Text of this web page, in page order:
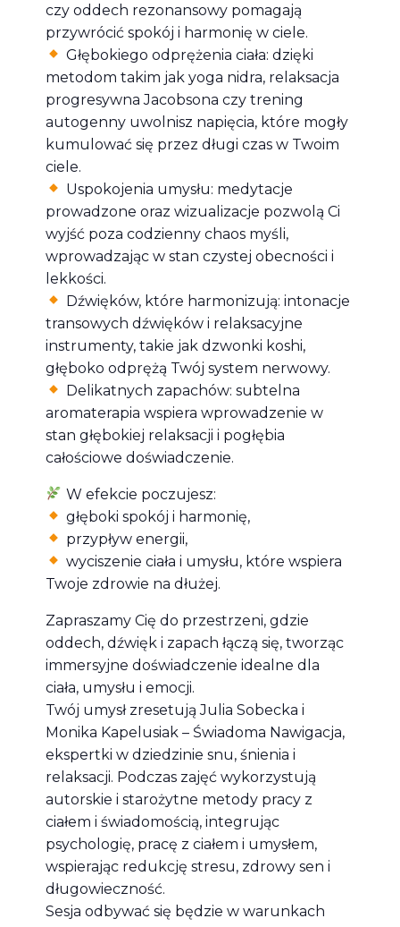
czy oddech rezonansowy pomagają
przywrócić spokój i harmonię w ciele.
Głębokiego odprężenia ciała: dzięki
metodom takim jak yoga nidra, relaksacja
progresywna Jacobsona czy trening
autogenny uwolnisz napięcia, które mogły
kumulować się przez długi czas w Twoim
ciele.
Uspokojenia umysłu: medytacje
prowadzone oraz wizualizacje pozwolą Ci
wyjść poza codzienny chaos myśli,
wprowadzając w stan czystej obecności i
lekkości.
Dźwięków, które harmonizują: intonacje
transowych dźwięków i relaksacyjne
instrumenty, takie jak dzwonki koshi,
głęboko odprężą Twój system nerwowy.
Delikatnych zapachów: subtelna
aromaterapia wspiera wprowadzenie w
stan głębokiej relaksacji i pogłębia
całościowe doświadczenie.
W efekcie poczujesz:
głęboki spokój i harmonię,
przypływ energii,
wyciszenie ciała i umysłu, które wspiera
Twoje zdrowie na dłużej.
Zapraszamy Cię do przestrzeni, gdzie
oddech, dźwięk i zapach łączą się, tworząc
immersyjne doświadczenie idealne dla
ciała, umysłu i emocji.
Twój umysł zresetują Julia Sobecka i
Monika Kapelusiak – Świadoma Nawigacja,
ekspertki w dziedzinie snu, śnienia i
relaksacji. Podczas zajęć wykorzystują
autorskie i starożytne metody pracy z
ciałem i świadomością, integrując
psychologię, pracę z ciałem i umysłem,
wspierając redukcję stresu, zdrowy sen i
długowieczność.
Sesja odbywać się będzie w warunkach